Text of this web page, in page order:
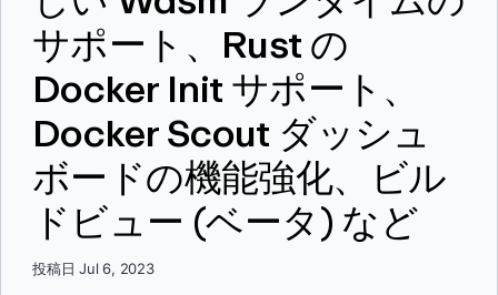
サポート
料金プラン
ブログ
ドキュメント
サインイン
サポート、Rust の
Docker Init サポート、
Docker Scout ダッシュ
ボードの機能強化、ビル
ドビュー (ベータ) など
投稿日 Jul 6, 2023